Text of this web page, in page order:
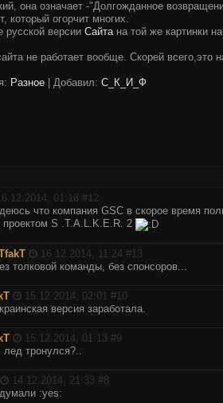
она означает -"Долгожданное
который огорчит многих.
русской версии Сайтана той же картинки
не работает вообще. Скорей всего,это
Разное | Добавил: С_К_И_Ф
01:18 #12
что компания GSC в скорое время
проектом S .T.A.L.K.E.R. 2
16.12.2014, 11:24 #13
толковой команды, без спонсоров...
15.12.2014, 02:01 #10
версия заработала.
15.12.2014, 01:13 #9
тронулся?..
14.12.2014, 21:33 #8
:yes: